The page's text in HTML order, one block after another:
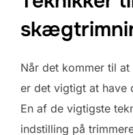
Når det kommer til
er det vigtigt at have
En af de vigtigste
indstilling på